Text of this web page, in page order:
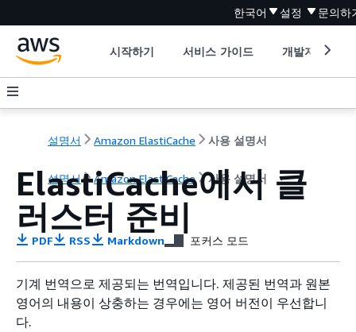
한국어 설정 문의하
시작하기 서비스 가이드 개발자 도구
설명서 Amazon ElastiCache 사용 설명서
설명서 Amazon ElastiCache 사용 설명서
ElastiCache에서 클
러스터 준비
PDF RSS Markdown 포커스 모드
기계 번역으로 제공되는 번역입니다. 제공된 번역과 원본
영어의 내용이 상충하는 경우에는 영어 버전이 우선합니
다.